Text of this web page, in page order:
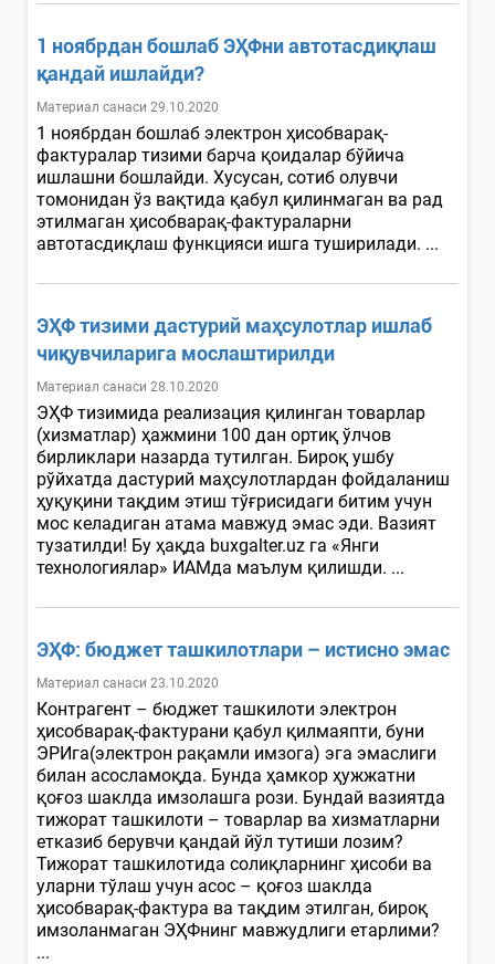
1 ноябрдан бошлаб ЭҲФни автотасдиқлаш
қандай ишлайди?
Материал санаси 29.10.2020
1 ноябрдан бошлаб электрон ҳисобварақ-
фактуралар тизими барча қоидалар бўйича
ишлашни бошлайди. Хусусан, сотиб олувчи
томонидан ўз вақтида қабул қилинмаган ва рад
этилмаган ҳисобварақ-фактураларни
автотасдиқлаш функцияси ишга туширилади. ...
ЭҲФ тизими дастурий маҳсулотлар ишлаб
чиқувчиларига мослаштирилди
Материал санаси 28.10.2020
ЭҲФ тизимида реализация қилинган товарлар
(хизматлар) ҳажмини 100 дан ортиқ ўлчов
бирликлари назарда тутилган. Бироқ ушбу
рўйхатда дастурий маҳсулотлардан фойдаланиш
ҳуқуқини тақдим этиш тўғрисидаги битим учун
мос келадиган атама мавжуд эмас эди. Вазият
тузатилди! Бу ҳақда buxgalter.uz га «Янги
технологиялар» ИАМда маълум қилишди. ...
ЭҲФ: бюджет ташкилотлари – истисно эмас
Материал санаси 23.10.2020
Контрагент – бюджет ташкилоти электрон
ҳисобварақ-фактурани қабул қилмаяпти, буни
ЭРИга(электрон рақамли имзога) эга эмаслиги
билан асосламоқда. Бунда ҳамкор ҳужжатни
қоғоз шаклда имзолашга рози. Бундай вазиятда
тижорат ташкилоти – товарлар ва хизматларни
етказиб берувчи қандай йўл тутиши лозим?
Тижорат ташкилотида солиқларнинг ҳисоби ва
уларни тўлаш учун асос – қоғоз шаклда
ҳисобварақ-фактура ва тақдим этилган, бироқ
имзоланмаган ЭҲФнинг мавжудлиги етарлими?
...